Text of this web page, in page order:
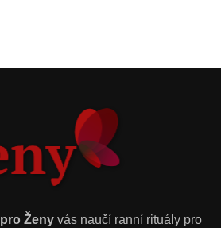
pro Ženy vás naučí ranní rituály pro